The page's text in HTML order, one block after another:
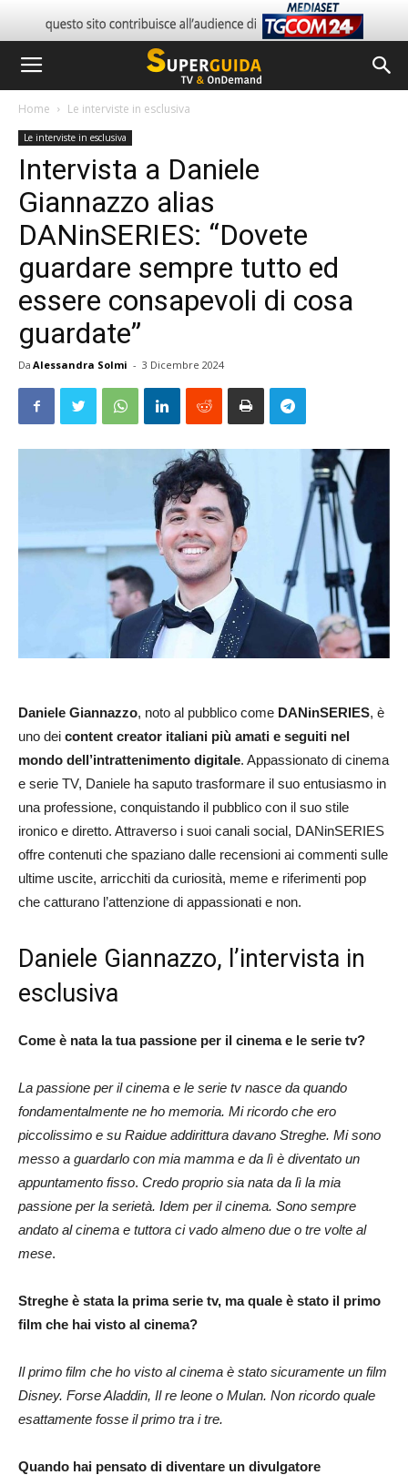
Home Le interviste in esclusiva
Le interviste in esclusiva
Intervista a Daniele
Giannazzo alias
DANinSERIES: “Dovete
guardare sempre tutto ed
essere consapevoli di cosa
guardate”
Da Alessandra Solmi - 3 Dicembre 2024
Daniele Giannazzo, noto al pubblico come DANinSERIES, è
uno dei content creator italiani più amati e seguiti nel
mondo dell’intrattenimento digitale. Appassionato di cinema
e serie TV, Daniele ha saputo trasformare il suo entusiasmo in
una professione, conquistando il pubblico con il suo stile
ironico e diretto. Attraverso i suoi canali social, DANinSERIES
offre contenuti che spaziano dalle recensioni ai commenti sulle
ultime uscite, arricchiti da curiosità, meme e riferimenti pop
che catturano l’attenzione di appassionati e non.
Daniele Giannazzo, l’intervista in
esclusiva
Come è nata la tua passione per il cinema e le serie tv?
La passione per il cinema e le serie tv nasce da quando
fondamentalmente ne ho memoria. Mi ricordo che ero
piccolissimo e su Raidue addirittura davano Streghe. Mi sono
messo a guardarlo con mia mamma e da lì è diventato un
appuntamento fisso. Credo proprio sia nata da lì la mia
passione per la serietà. Idem per il cinema. Sono sempre
andato al cinema e tuttora ci vado almeno due o tre volte al
mese.
Streghe è stata la prima serie tv, ma quale è stato il primo
film che hai visto al cinema?
Il primo film che ho visto al cinema è stato sicuramente un film
Disney. Forse Aladdin, Il re leone o Mulan. Non ricordo quale
esattamente fosse il primo tra i tre.
Quando hai pensato di diventare un divulgatore